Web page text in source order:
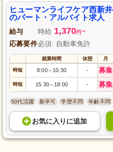
ヒューマンライフケア西新
のパート・アルバイト求人
給与 時給 1,370円 ~
応募要件必須: 自動車免許
就業時間 休憩 月
時短 8:00～ 10:30 - 募集
時短 15:30～ 18:00 - 募集
50代活躍 新卒可 学歴不問 年齢不問
お気に入り に追加